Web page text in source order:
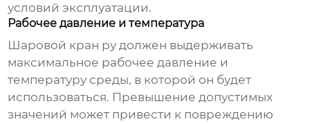
условий эксплуатации.
Рабочее давление и температура
Шаровой кран ру должен выдерживать
максимальное рабочее давление и
температуру среды, в которой он будет
использоваться. Превышение допустимых
значений может привести к повреждению